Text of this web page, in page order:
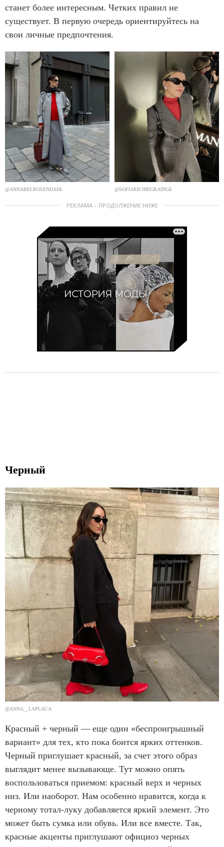
станет более интересным. Четких правил не
существует. В первую очередь ориентируйтесь на
свои личные предпочтения.
@ANNABELROSENDAHL @SOFIARICHIEGRAINGE
РЕКЛАМА – ПРОДОЛЖЕНИЕ НИЖЕ
Черный
@ANNA__LAPLACA
Красный + черный — еще один «беспроигрышный
вариант» для тех, кто пока боится ярких оттенков.
Черный приглушает красный, за счет этого образ
выглядит менее вызывающе. Тут можно опять
воспользоваться приемом: красный верх и черных
низ. Или наоборот. Нам особенно нравится, когда к
черному тотал-луку добавляется яркий элемент. Это
может быть сумка или обувь. Или все вместе. Так,
красные акценты приглушают официоз черных